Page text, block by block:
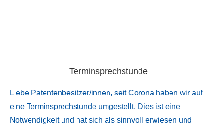
Terminsprechstunde
Liebe Patentenbesitzer/innen, seit Corona haben wir auf
eine Terminsprechstunde umgestellt. Dies ist eine
Notwendigkeit und hat sich als sinnvoll erwiesen und